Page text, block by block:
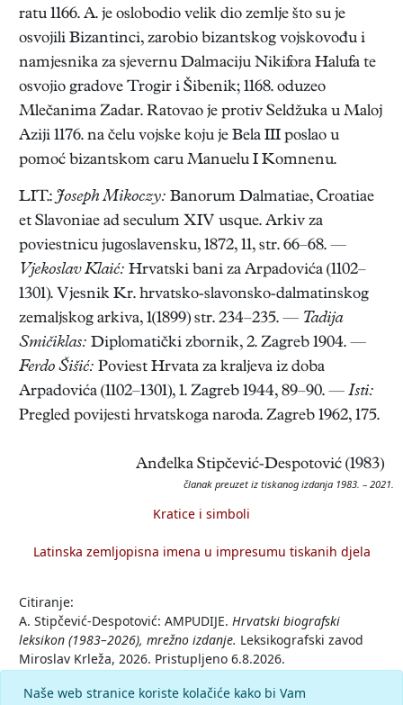
ratu 1166. A. je oslobodio velik dio zemlje što su je
osvojili Bizantinci, zarobio bizantskog vojskovođu i
namjesnika za sjevernu Dalmaciju Nikifora Halufa te
osvojio gradove Trogir i Šibenik; 1168. oduzeo
Mlečanima Zadar. Ratovao je protiv Seldžuka u Maloj
Aziji 1176. na čelu vojske koju je Bela III poslao u
pomoć bizantskom caru Manuelu I Komnenu.
LIT.: Joseph Mikoczy: Banorum Dalmatiae, Croatiae
et Slavoniae ad seculum XIV usque. Arkiv za
poviestnicu jugoslavensku, 1872, 11, str. 66–68. —
Vjekoslav Klaić: Hrvatski bani za Arpadovića (1102–
1301). Vjesnik Kr. hrvatsko-slavonsko-dalmatinskog
zemaljskog arkiva, 1(1899) str. 234–235. — Tadija
Smičiklas: Diplomatički zbornik, 2. Zagreb 1904. —
Ferdo Šišić: Poviest Hrvata za kraljeva iz doba
Arpadovića (1102–1301), 1. Zagreb 1944, 89–90. — Isti:
Pregled povijesti hrvatskoga naroda. Zagreb 1962, 175.
Anđelka Stipčević-Despotović (1983)
članak preuzet iz tiskanog izdanja 1983. – 2021.
Kratice i simboli
Latinska zemljopisna imena u impresumu tiskanih djela
Citiranje:
A. Stipčević-Despotović: AMPUDIJE. Hrvatski biografski
leksikon (1983–2026), mrežno izdanje. Leksikografski zavod
Miroslav Krleža, 2026. Pristupljeno 6.8.2026.
Naše web stranice koriste kolačiće kako bi Vam